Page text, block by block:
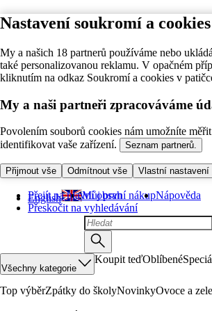
Nastavení soukromí a cookies
My a našich 18 partnerů používáme nebo
také personalizovanou reklamu. V opačném
kliknutím na odkaz Soukromí a cookies v
My a naši partneři zpracováváme
Povolením souborů cookies nám umožníte
identifikovat vaše zařízení.
Seznam partnerů.
Přijmout vše Odmítnout vše Vlastní nastavení
Přejít na hlavní obsah
Přeskočit na vyhledávání
English Můj první nákupNápověda
Všechny kategorie
Koupit teďOblíbené
Top výběrZpátky do školyNovinkyOvoce a